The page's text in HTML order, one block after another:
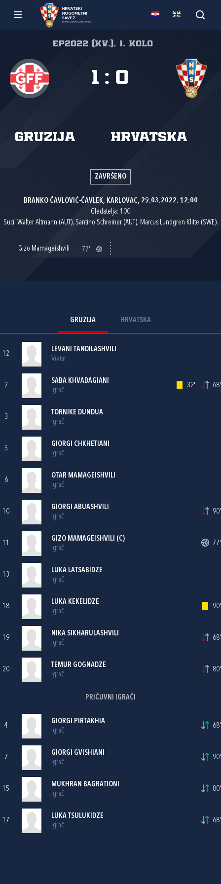
EP2022 (kv.), 1. kolo
Gruzija Hrvatska
1 : 0
ZAVRŠENO
BRANKO ČAVLOVIĆ-ČAVLEK, KARLOVAC, 29.03.2022. 12:00
Gledatelja: 100
Suci: Walter Altmann (AUT), Santino Schreiner (AUT), Marcus Lundgren Klitte (SWE).
Gizo Mamageishvili 77'
GRUZIJA HRVATSKA
12
LEVANI TANDILASHVILI
Vratar
2
SABA KHVADAGIANI
Igrač
32' 68'
3
TORNIKE DUNDUA
Igrač
5
GIORGI CHKHETIANI
Igrač
6
OTAR MAMAGEISHVILI
Igrač
10
GIORGI ABUASHVILI
Igrač
90'
11
GIZO MAMAGEISHVILI (C)
Igrač
77'
13
LUKA LATSABIDZE
Igrač
18
LUKA KEKELIDZE
Igrač
90'
19
NIKA SIKHARULASHVILI
Igrač
68'
20
TEMUR GOGNADZE
Igrač
80'
PRIČUVNI IGRAČI
4
GIORGI PIRTAKHIA
Igrač
68'
7
GIORGI GVISHIANI
Igrač
90'
15
MUKHRAN BAGRATIONI
Igrač
80'
17
LUKA TSULUKIDZE
Igrač
68'